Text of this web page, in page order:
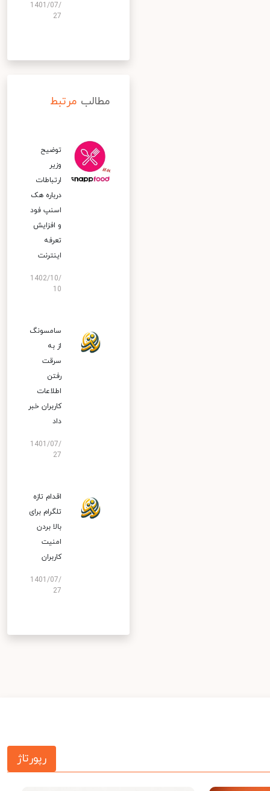
1401/07/
27
مطالب مرتبط
توضیح
وزیر
ارتباطات
درباره هک
اسنپ‌ فود
و افزایش
تعرفه
اینترنت
1402/10/
10
سامسونگ
از به
سرقت
رفتن
اطلاعات
کاربران خبر
داد
1401/07/
27
اقدام تازه
تلگرام برای
بالا بردن
امنیت
کاربران
1401/07/
27
رپورتاژ